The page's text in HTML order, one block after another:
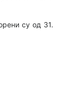
су од 31.